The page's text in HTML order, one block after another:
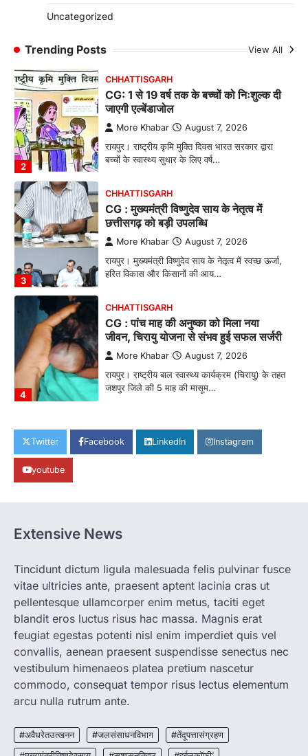
Uncategorized
Trending Posts View All
बनाने की दिशा में जिले के नगरी…
2
CHHATTISGARH
CG: 1 से 19 वर्ष तक के बच्चों को निःशुल्क दी
जाएगी एल्बेंडाजोल
More Khabar August 7, 2026
रायपुर। राष्ट्रीय कृमि मुक्ति दिवस भारत सरकार द्वारा
बच्चों के स्वास्थ्य सुधार के लिए वर्ष…
3
CHHATTISGARH
CG : मुख्यमंत्री विष्णुदेव साय के नेतृत्व में
छत्तीसगढ़ को बड़ी उपलब्धि
More Khabar August 7, 2026
रायपुर। मुख्यमंत्री विष्णुदेव साय के नेतृत्व में स्वच्छ ऊर्जा,
हरित विकास और किसानों की आय…
4
CHHATTISGARH
CG : पांच माह की अनुष्का को मिला नया
जीवन, चिरायु योजना से संभव हुई सफल सर्जरी
More Khabar August 7, 2026
रायपुर। राष्ट्रीय बाल स्वास्थ्य कार्यक्रम (चिरायु) के तहत
जशपुर जिले की 5 माह की मासूम…
CG: छिपली की दीदियों का कमाल, बकरी
पालन से बढ़ी आय और मजबूत हुआ आत्मविश्वास
बनाने की दिशा में जिले के नगरी…
2
CHHATTISGARH
जाएगी एल्बेंडाजोल
More Khabar August 7, 2026
रायपुर। राष्ट्रीय कृमि मुक्ति दिवस भारत सरकार द्वारा
बच्चों के स्वास्थ्य सुधार के लिए वर्ष…
3
CHHATTISGARH
CG : मुख्यमंत्री विष्णुदेव साय के नेतृत्व में
छत्तीसगढ़ को बड़ी उपलब्धि
More Khabar
हरित विकास और किसानों की आय…
Twitter Facebook LinkedIn Instagram
youtube
Extensive News
Tincidunt dictum ligula malesuada felis pulvinar fusce
vitae ultricies ante, praesent aptent lacinia cras ut
pellentesque ullamcorper enim metus, taciti eget
blandit eros luctus risus hac massa. Magnis erat
feugiat egestas potenti nisl enim imperdiet quis vel
convallis, aenean praesent suspendisse senectus nec
vestibulum himenaeos platea pretium nascetur
commodo, consequat tempor risus lectus elementum
arcu nulla rutrum ante.
#अवैधरेतउत्खनन #जलसंसाधनविभाग
#तेंदूपत्तासंग्रहण